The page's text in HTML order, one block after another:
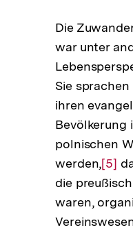
Die
war unter
Sie
ihren
Bevölkerung
polnischen
werden,Zur
der
[5]
die
waren,